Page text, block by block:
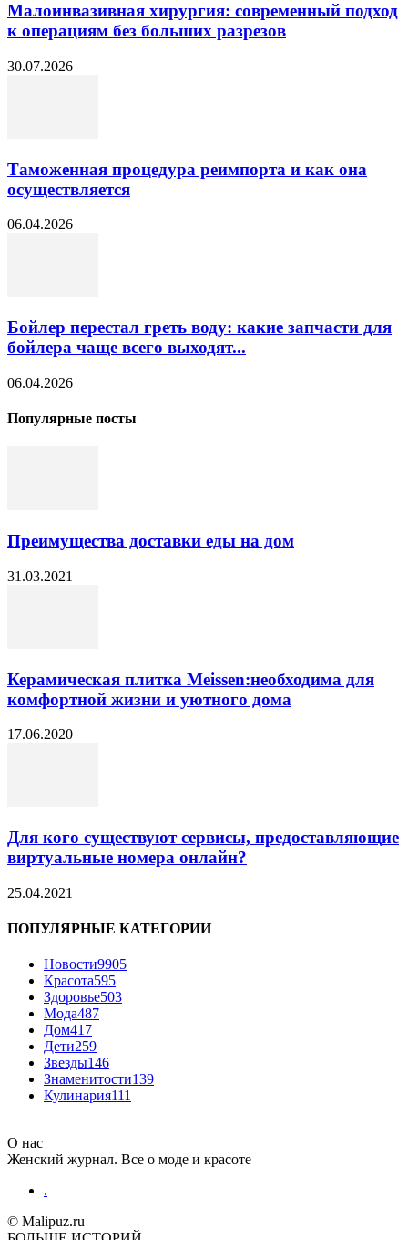
Малоинвазивная хирургия: современный подход
к операциям без больших разрезов
30.07.2026
Таможенная процедура реимпорта и как она
осуществляется
06.04.2026
Бойлер перестал греть воду: какие запчасти для
бойлера чаще всего выходят...
06.04.2026
Популярные посты
Преимущества доставки еды на дом
31.03.2021
Керамическая плитка Meissen:необходима для
комфортной жизни и уютного дома
17.06.2020
Для кого существуют сервисы, предоставляющие
виртуальные номера онлайн?
25.04.2021
ПОПУЛЯРНЫЕ КАТЕГОРИИ
Новости9905
Красота595
Здоровье503
Мода487
Дом417
Дети259
Звезды146
Знаменитости139
Кулинария111
О нас
Женский журнал. Все о моде и красоте
.
© Malipuz.ru